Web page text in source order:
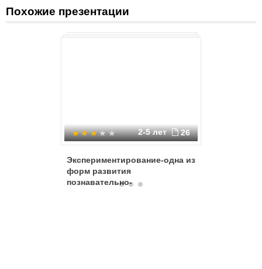
Похожие презентации
2-5 лет 26
Экспериментирование-одна из
форм развития
познавательно-